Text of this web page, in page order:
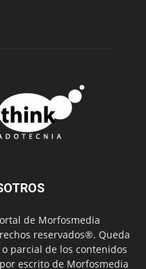
de Morfosmedia
reservados®. Queda
parcial de los contenidos
escrito de Morfosmedia